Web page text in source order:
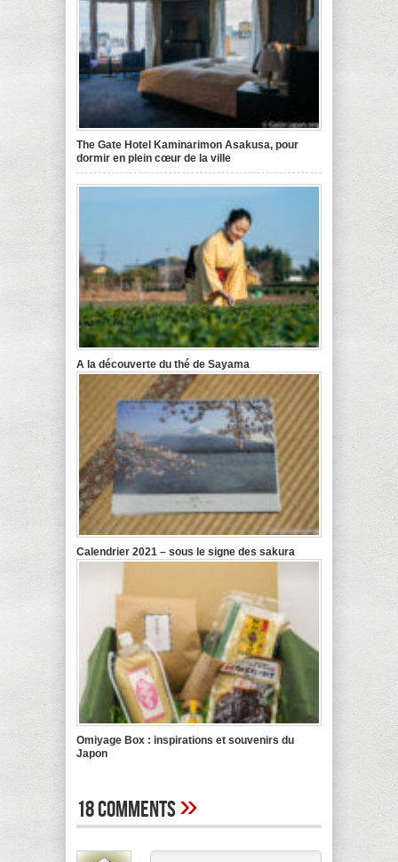
The Gate Hotel Kaminarimon Asakusa, pour
dormir en plein cœur de la ville
A la découverte du thé de Sayama
Calendrier 2021 – sous le signe des sakura
Omiyage Box : inspirations et souvenirs du
Japon
18 Comments»